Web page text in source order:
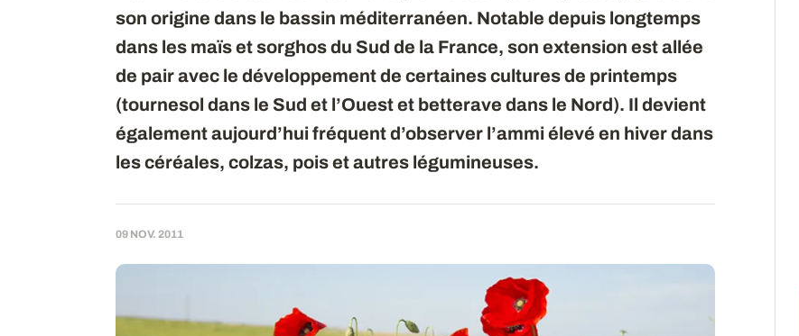
son origine dans le bassin méditerranéen. Notable depuis longtemps
dans les maïs et sorghos du Sud de la France, son extension est allée
de pair avec le développement de certaines cultures de printemps
(tournesol dans le Sud et l’Ouest et betterave dans le Nord). Il devient
également aujourd’hui fréquent d’observer l’ammi élevé en hiver dans
les céréales, colzas, pois et autres légumineuses.
09 NOV. 2011